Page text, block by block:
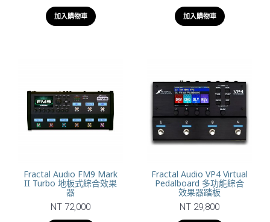
加入購物車 加入購物車
Fractal Audio FM9 Mark
II Turbo 地板式綜合效果
器
NT 72,000
Fractal Audio VP4 Virtual
Pedalboard 多功能綜合
效果器踏板
NT 29,800